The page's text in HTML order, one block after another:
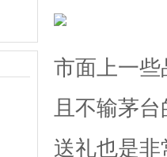
市面上一
且不输茅
送礼也是